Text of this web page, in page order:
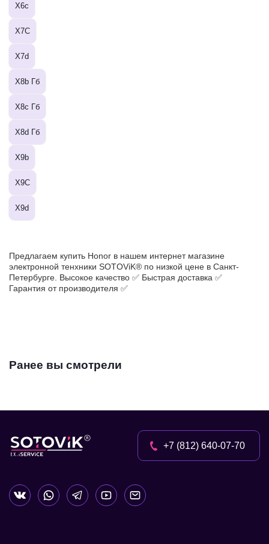
X6c
X7C
X7d
X8b Гб
X8c Гб
X8d Гб
X9b
X9C
X9d
Предлагаем купить Honor в нашем интернет магазине
электронной тенхники SOTOViK® по низкой цене в Санкт-
Петербурге. Высокое качество ✅ Быстрая доставка ✅
Гарантия от производителя ✅
Ранее вы смотрели
+7 (812) 640-07-70